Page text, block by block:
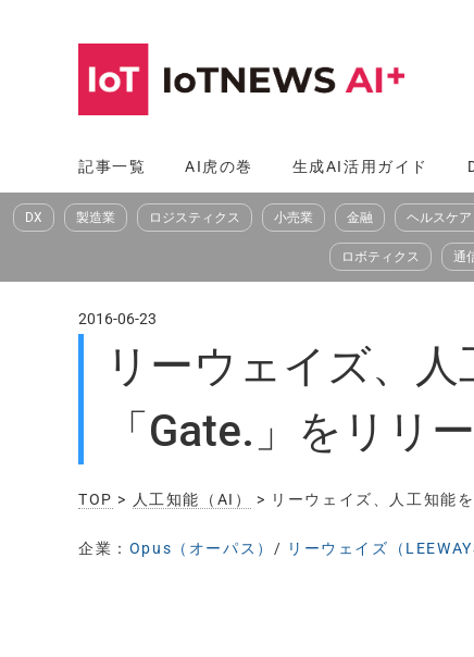
へ
ス
記事一覧 AI虎の巻 生成AI活用ガイド
DX 製造業 ロジスティクス 小売業 金融 ヘルスケ
ロボティクス 通
2016-06-23
リーウェイズ、
「Gate.」をリリ
TOP > 人工知能（AI） > リーウェイズ、人工知能
企業： Opus（オーパス） / リーウェイズ（